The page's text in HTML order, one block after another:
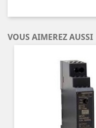
VOUS AIMEREZ AUSSI